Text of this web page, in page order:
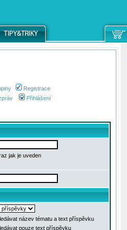
Registrace
Přihlášení
jak je uveden
název tématu a text příspěvku
pouze text příspěvku